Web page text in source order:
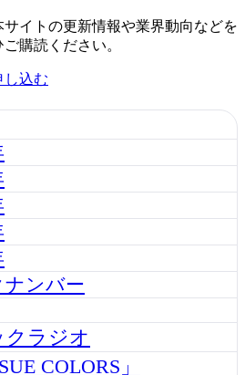
サイトの更新情報や業界動向などを
購読ください。
し込む
ンバー
クラジオ
COLORS」